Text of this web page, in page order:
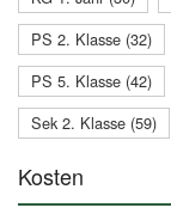
PS 2. Klasse (32)
PS 5. Klasse (42)
Sek 2. Klasse (59)
Kosten